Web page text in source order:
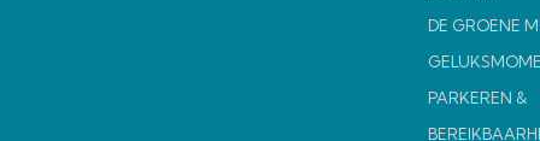
DE GROENE
PARKEREN &